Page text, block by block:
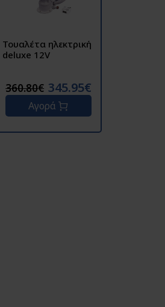
Τουαλέτα ηλεκτρική
deluxe 12V
360.80€ 345.95€
Αγορά